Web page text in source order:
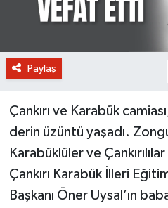
Paylaş
Çankırı ve Karabük
derin üzüntü yaşadı.
Karabüklüler ve
Çankırı Karabük İlleri
Başkanı Öner Uysal’ın